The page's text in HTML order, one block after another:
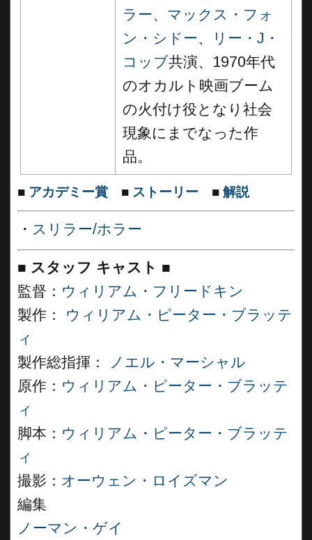
ラー、 マックス・フォ
ン・シドー、
リー・J・
コッブ共演、1970年代
のオカルト映画ブーム
の火付け役となり社会
現象にまでなった作
品。
■ アカデミー賞 ■ ストーリー ■ 解説
・ スリラー/ホラー
■ スタッフ キャスト ■
監督： ウィリアム・フリードキン
製作： ウィリアム・ピーター・ブラッテ
ィ
製作総指揮：
ノエル・マーシャル
原作： ウィリアム・ピーター・ブラッテ
ィ
脚本： ウィリアム・ピーター・ブラッテ
ィ
撮影： オーウェン・ロイズマン
編集
ノーマン・ゲイ